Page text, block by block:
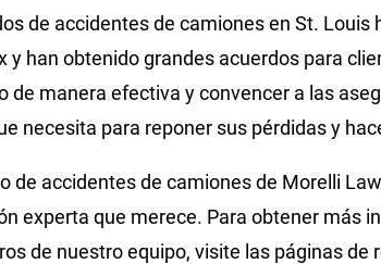
de accidentes de camiones en St.
y han obtenido grandes acuerdos para
de manera efectiva y convencer a las
necesita para reponer sus pérdidas y
de accidentes de camiones de Morelli
experta que merece. Para obtener más
de nuestro equipo, visite las páginas